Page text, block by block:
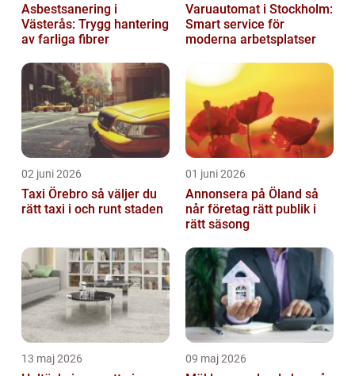
Asbestsanering i
Västerås: Trygg hantering
av farliga fibrer
Varuautomat i Stockholm:
Smart service för
moderna arbetsplatser
02 juni 2026
Taxi Örebro så väljer du
rätt taxi i och runt staden
01 juni 2026
Annonsera på Öland så
når företag rätt publik i
rätt säsong
13 maj 2026 09 maj 2026